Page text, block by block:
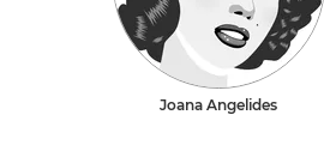
Joana Angelides